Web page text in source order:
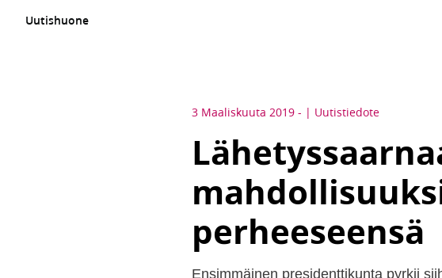
Uutishuone
3 Maaliskuuta 2019 - Uutistiedote
perheeseensä
Ensimmäinen presidenttikunta pyrkii